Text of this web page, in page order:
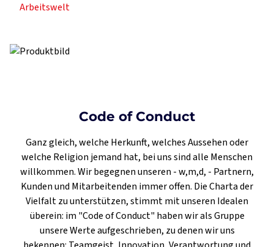
Arbeitswelt
Code of Conduct
Ganz gleich, welche Herkunft, welches Aussehen oder
welche Religion jemand hat, bei uns sind alle Menschen
willkommen. Wir begegnen unseren - w,m,d, - Partnern,
Kunden und Mitarbeitenden immer offen. Die Charta der
Vielfalt zu unterstützen, stimmt mit unseren Idealen
überein: im "Code of Conduct" haben wir als Gruppe
unsere Werte aufgeschrieben, zu denen wir uns